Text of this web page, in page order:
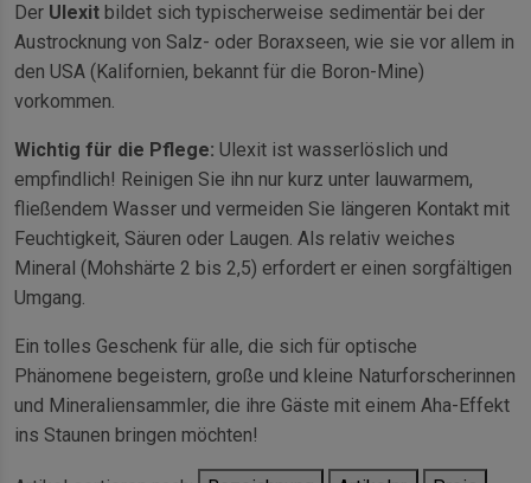
Der Ulexit bildet sich typischerweise sedimentär bei der
Austrocknung von Salz- oder Boraxseen, wie sie vor allem in
den USA (Kalifornien, bekannt für die Boron-Mine)
vorkommen.
Wichtig für die Pflege: Ulexit ist wasserlöslich und
empfindlich! Reinigen Sie ihn nur kurz unter lauwarmem,
fließendem Wasser und vermeiden Sie längeren Kontakt mit
Feuchtigkeit, Säuren oder Laugen. Als relativ weiches
Mineral (Mohshärte 2 bis 2,5) erfordert er einen sorgfältigen
Umgang.
Ein tolles Geschenk für alle, die sich für optische
Phänomene begeistern, große und kleine Naturforscherinnen
und Mineraliensammler, die ihre Gäste mit einem Aha-Effekt
ins Staunen bringen möchten!